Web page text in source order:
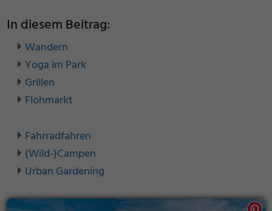
In diesem Beitrag:
Wandern
Yoga im Park
Grillen
Flohmarkt
Fahrradfahren
(Wild-)Campen
Urban Gardening